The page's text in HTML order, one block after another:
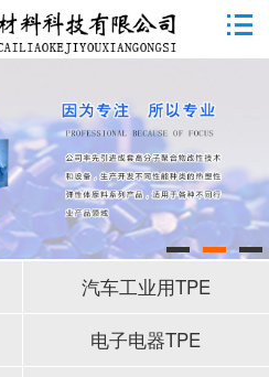
汽车工业用TPE
电子电器TPE